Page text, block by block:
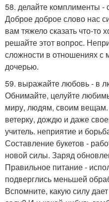
58. делайте комплименты
Доброе доброе слово нас
вам тяжело сказать что-
решайте этот вопрос.
сложности в отношениях с
дочерью.
59. выражайте любовь - в
Обнимайте, целуйте
миру, людям, своим
ветерку, дождю и даже
учитель. неприятие и
Составление букетов -
новой силы. Заряд
Правильное питание -
подверглись меньшей
Вспомните, какую силу